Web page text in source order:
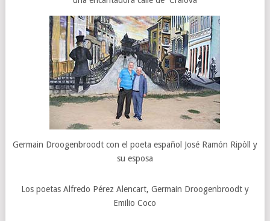
Germain Droogenbroodt con el poeta español José Ramón Ripòll y
su esposa
Los poetas Alfredo Pérez Alencart, Germain Droogenbroodt y
Emilio Coco